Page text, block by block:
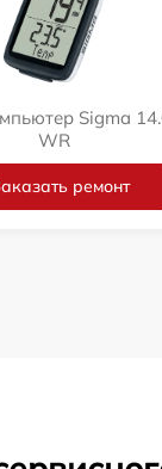
Sigma
WR
ремонт